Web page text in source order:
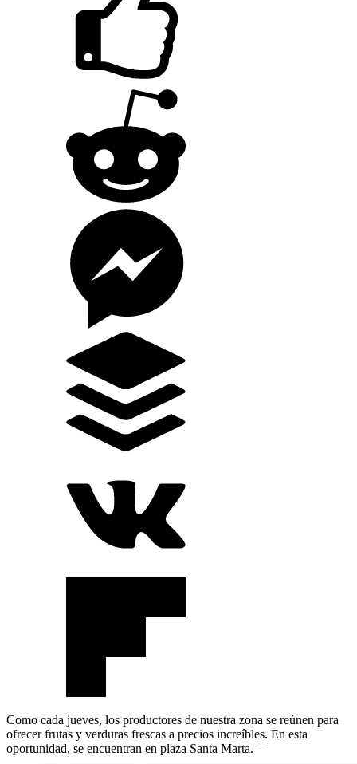
Como cada jueves, los productores de nuestra zona se reúnen para
ofrecer frutas y verduras frescas a precios increíbles. En esta
oportunidad, se encuentran en plaza Santa Marta. –